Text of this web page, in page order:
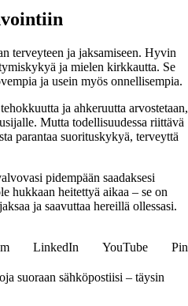
terveyteen ja jaksamiseen. Hyvin
ja mielen kirkkautta. Se
ja usein myös onnellisempia.
ja ahkeruutta arvostetaan,
Mutta todellisuudessa riittävä
parantaa suorituskykyä, terveyttä
pidempään saadaksesi
hukkaan heitettyä aikaa – se on
ja saavuttaa hereillä ollessasi.
LinkedIn YouTube
suoraan sähköpostiisi – täysin